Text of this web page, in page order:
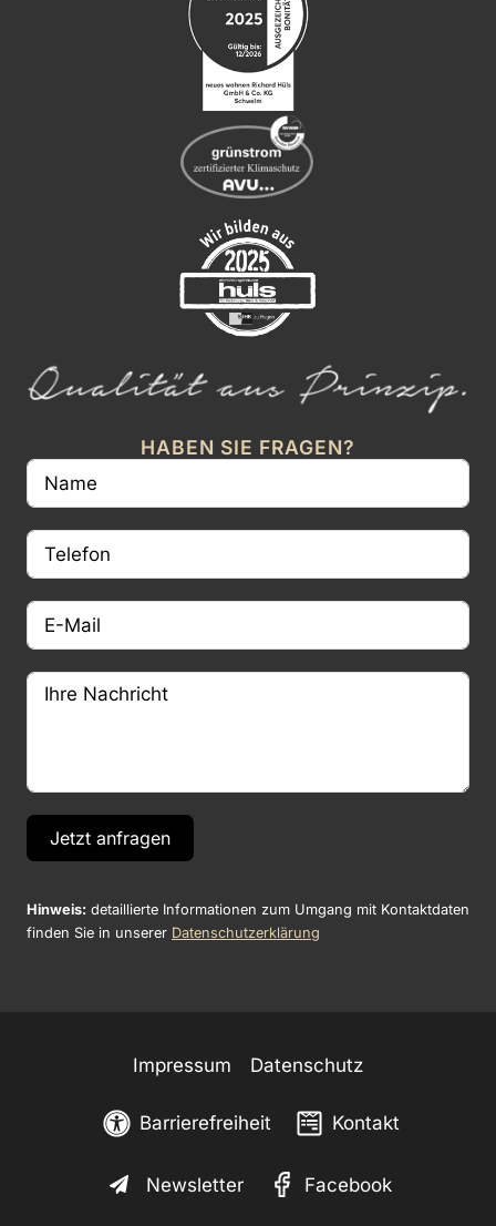
HABEN SIE FRAGEN?
Jetzt anfragen
Hinweis: detaillierte Informationen zum Umgang mit Kontaktdaten
finden Sie in unserer Datenschutzerklärung
Impressum Datenschutz
Barrierefreiheit Kontakt
Newsletter Facebook